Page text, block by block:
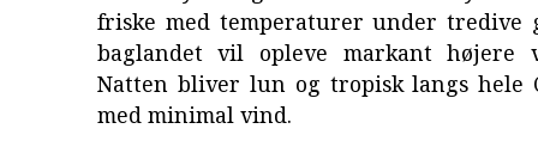
friske med temperaturer under tredive
baglandet vil opleve markant højere
Natten bliver lun og tropisk langs hele
med minimal vind.